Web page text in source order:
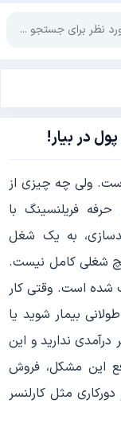
در بیار!
ولی چه چیزی از
فریلنسینگ با
به یک شغل
شغلی کامل نیست.
شده است. وقتی کار
بیمار شوید یا
ندارید و این
این مشکل، فروش
مثل کارلنسر